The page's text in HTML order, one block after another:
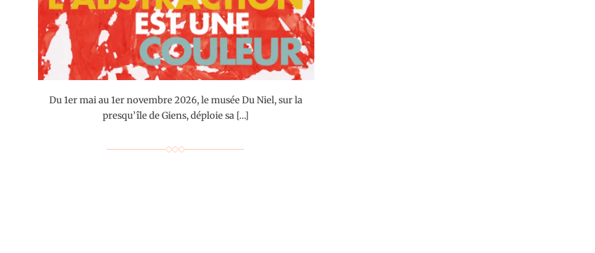
Du 1er mai au 1er novembre 2026, le musée Du Niel, sur la
presqu’île de Giens, déploie sa […]